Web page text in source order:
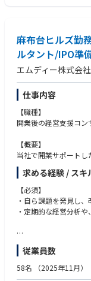
ダー」の導入・運用支
CUCのスケールメリッ
グル―プシナジーを創
るポジションです。
【この仕事の面白さ】
「経営」と「看護」の
字」にコミットする
れます。
圧倒的な変革スピード：
一病院の職員としてで
更やDX化）を、コン
ます。
看護管理のプロフェッ
でき、看護管理・教育
ります。
麻布台ヒルズ勤
ルタント/IPO準
エムディー株式会社
仕事内容
【職種】
開業後の経営支援コン
【概要】
当社で開業サポート
顕在化する様々な課題
・経営支援などをお任
に安定的な事業となっ
エリアごとに担当を
業している医師・歯
（出張あり）
決の提案をします。
また業績好調の医院に
求める経験 / スキ
【必須】
・自ら課題を発見し
・定期的な経営分析
【歓迎】
・医療コンサルティン
・医療機器などの法人
従業員数
58名 （2025年11月）